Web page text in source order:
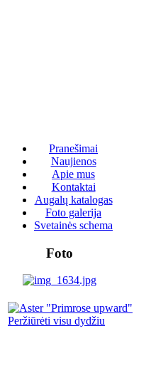
Pranešimai
Naujienos
Apie mus
Kontaktai
Augalų katalogas
Foto galerija
Svetainės schema
Foto
Peržiūrėti visu dydžiu